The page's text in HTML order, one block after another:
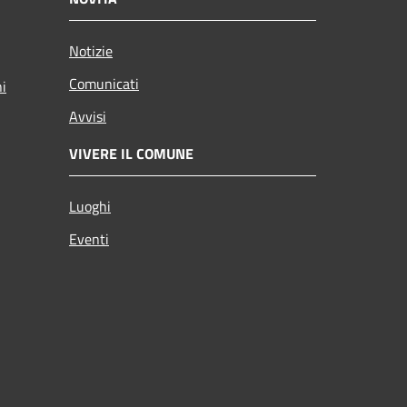
Notizie
Comunicati
Avvisi
VIVERE IL COMUNE
Luoghi
Eventi